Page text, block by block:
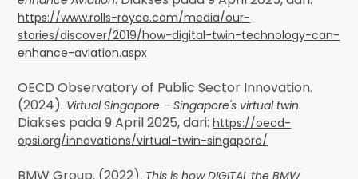
https://www.rolls-royce.com/media/our-
stories/discover/2019/how-digital-twin-technology-can-
enhance-aviation.aspx
OECD Observatory of Public Sector Innovation.
(2024). Virtual Singapore – Singapore's virtual twin.
Diakses pada 9 April 2025, dari:https://oecd-
opsi.org/innovations/virtual-twin-singapore/
BMW Group. (2022). This is how DIGITAL the BMW